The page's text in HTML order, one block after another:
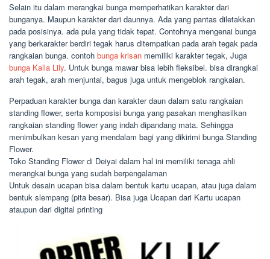
Selain itu dalam merangkai bunga memperhatikan karakter dari
bunganya. Maupun karakter dari daunnya. Ada yang pantas diletakkan
pada posisinya. ada pula yang tidak tepat. Contohnya mengenai bunga
yang berkarakter berdiri tegak harus ditempatkan pada arah tegak pada
rangkaian bunga. contoh bunga krisan memiliki karakter tegak, Juga
bunga Kalla Lily. Untuk bunga mawar bisa lebih fleksibel. bisa dirangkai
arah tegak, arah menjuntai, bagus juga untuk mengeblok rangkaian.
Perpaduan karakter bunga dan karakter daun dalam satu rangkaian
standing flower, serta komposisi bunga yang pasakan menghasilkan
rangkaian standing flower yang indah dipandang mata. Sehingga
menimbulkan kesan yang mendalam bagi yang dikirimi bunga Standing
Flower.
Toko Standing Flower di Deiyai dalam hal ini memiliki tenaga ahli
merangkai bunga yang sudah berpengalaman
Untuk desain ucapan bisa dalam bentuk kartu ucapan, atau juga dalam
bentuk slempang (pita besar). Bisa juga Ucapan dari Kartu ucapan
ataupun dari digital printing